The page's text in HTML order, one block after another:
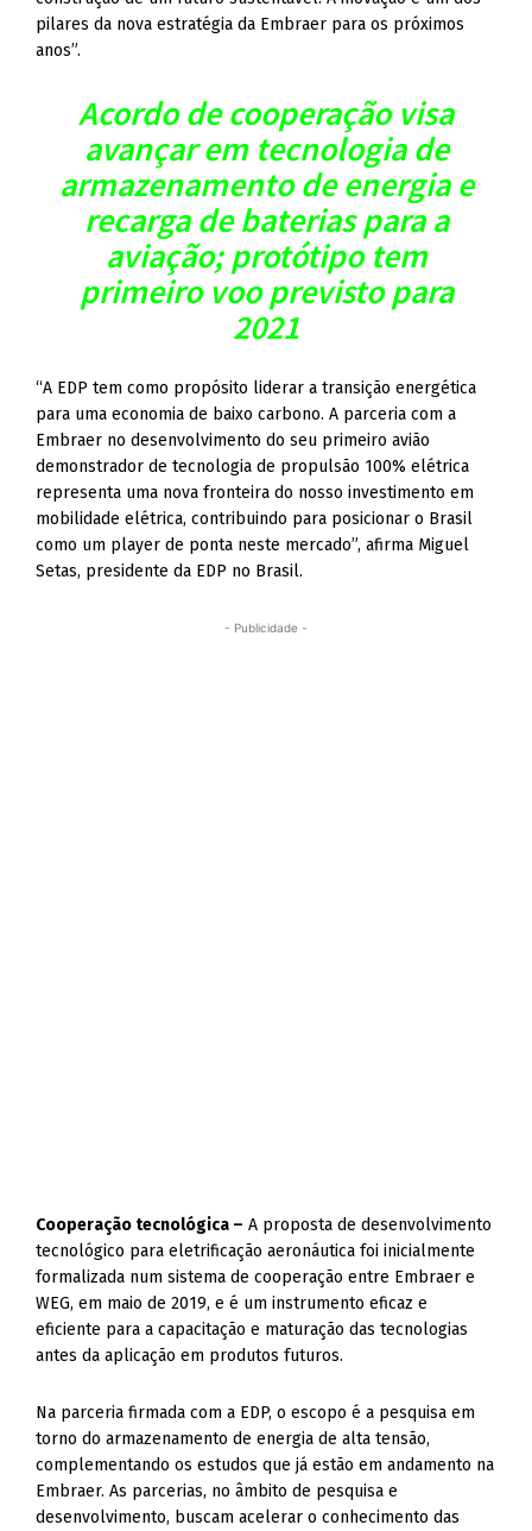
pilares da nova estratégia da Embraer para os próximos
anos”.
Acordo de cooperação visa
avançar em tecnologia de
armazenamento de energia e
recarga de baterias para a
aviação; protótipo tem
primeiro voo previsto para
2021
“A EDP tem como propósito liderar a transição energética
para uma economia de baixo carbono. A parceria com a
Embraer no desenvolvimento do seu primeiro avião
demonstrador de tecnologia de propulsão 100% elétrica
representa uma nova fronteira do nosso investimento em
mobilidade elétrica, contribuindo para posicionar o Brasil
como um player de ponta neste mercado”, afirma Miguel
Setas, presidente da EDP no Brasil.
- Publicidade -
Cooperação tecnológica – A proposta de desenvolvimento
tecnológico para eletrificação aeronáutica foi inicialmente
formalizada num sistema de cooperação entre Embraer e
WEG, em maio de 2019, e é um instrumento eficaz e
eficiente para a capacitação e maturação das tecnologias
antes da aplicação em produtos futuros.
Na parceria firmada com a EDP, o escopo é a pesquisa em
torno do armazenamento de energia de alta tensão,
complementando os estudos que já estão em andamento na
Embraer. As parcerias, no âmbito de pesquisa e
desenvolvimento, buscam acelerar o conhecimento das